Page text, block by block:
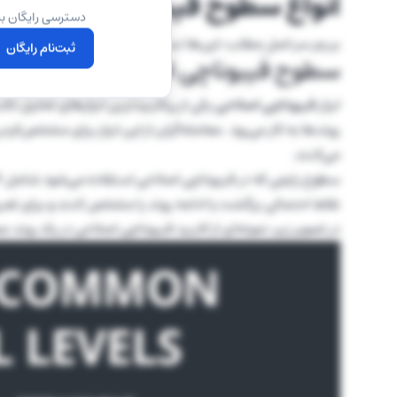
دسترسی رایگان
ثبت‌نام رایگان
بریم سر اصل مطلب، این‌ها نسبت‌هایی هستند که مجبورید
سطوح فیبوناچی اصلاحی
ابزارفیبوناچی اصلاحییکی از پرکاربردترین ابزارهای
روندها به کار می‌رود. معامله‌گران از این ابزار برای
می‌کنند.
نقاط احتمالی برگشت یا ادامه روند را مشخص کنند و برای
در تصویر زیر، نمونه‌ای از کاربرد فیبوناچی اصلاحی در یک